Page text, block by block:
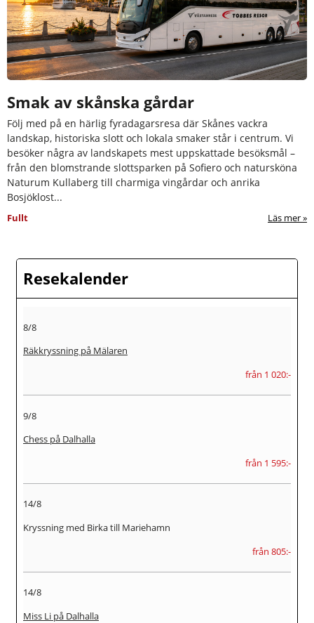
Smak av skånska gårdar
Följ med på en härlig fyradagarsresa där Skånes vackra
landskap, historiska slott och lokala smaker står i centrum. Vi
besöker några av landskapets mest uppskattade besöksmål –
från den blomstrande slottsparken på Sofiero och natursköna
Naturum Kullaberg till charmiga vingårdar och anrika
Bosjöklost...
Fullt Läs mer
Resekalender
8/8
Räkkryssning på Mälaren
från 1 020:-
9/8
Chess på Dalhalla
från 1 595:-
14/8
Kryssning med Birka till Mariehamn
från 805:-
14/8
Miss Li på Dalhalla